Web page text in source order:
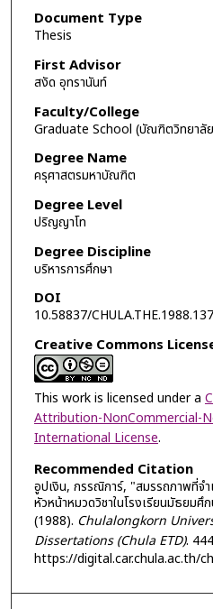
Document Type
Thesis
First Advisor
สงัด อุทรานันท์
Faculty/College
Graduate School (บัณฑิตวิทยาลั
Degree Name
ครุศาสตรมหาบัณฑิต
Degree Level
ปริญญาโท
Degree Discipline
บริหารการศึกษา
DOI
10.58837/CHULA.THE.1988.137
Creative Commons
This work is licensed under a
Attribution-NonCommercial-
International License.
Recommended Citation
อูปเงิน, กรรณิการ์, "สมรรถภาพที่จำ
หัวหน้าหมวดวิชาในโรงเรียนมัธยม
(1988). Chulalongkorn
Dissertations (Chula ETD).
https://digital.car.chula.ac.th/